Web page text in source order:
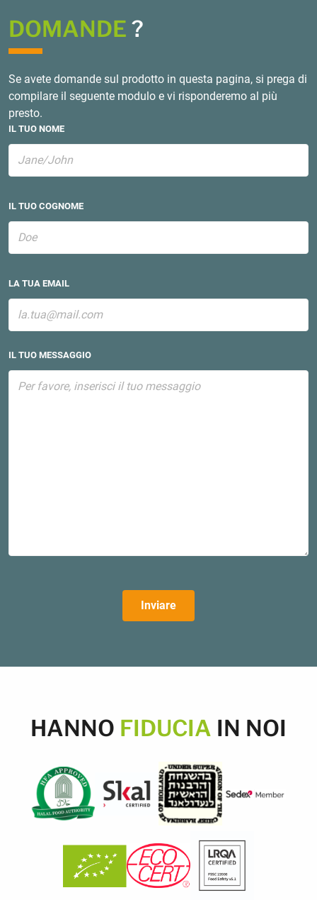
DOMANDE ?
Se avete domande sul prodotto in questa pagina, si prega di
compilare il seguente modulo e vi risponderemo al più
presto.
IL TUO NOME
IL TUO COGNOME
LA TUA EMAIL
IL TUO MESSAGGIO
Inviare
HANNO FIDUCIA IN NOI